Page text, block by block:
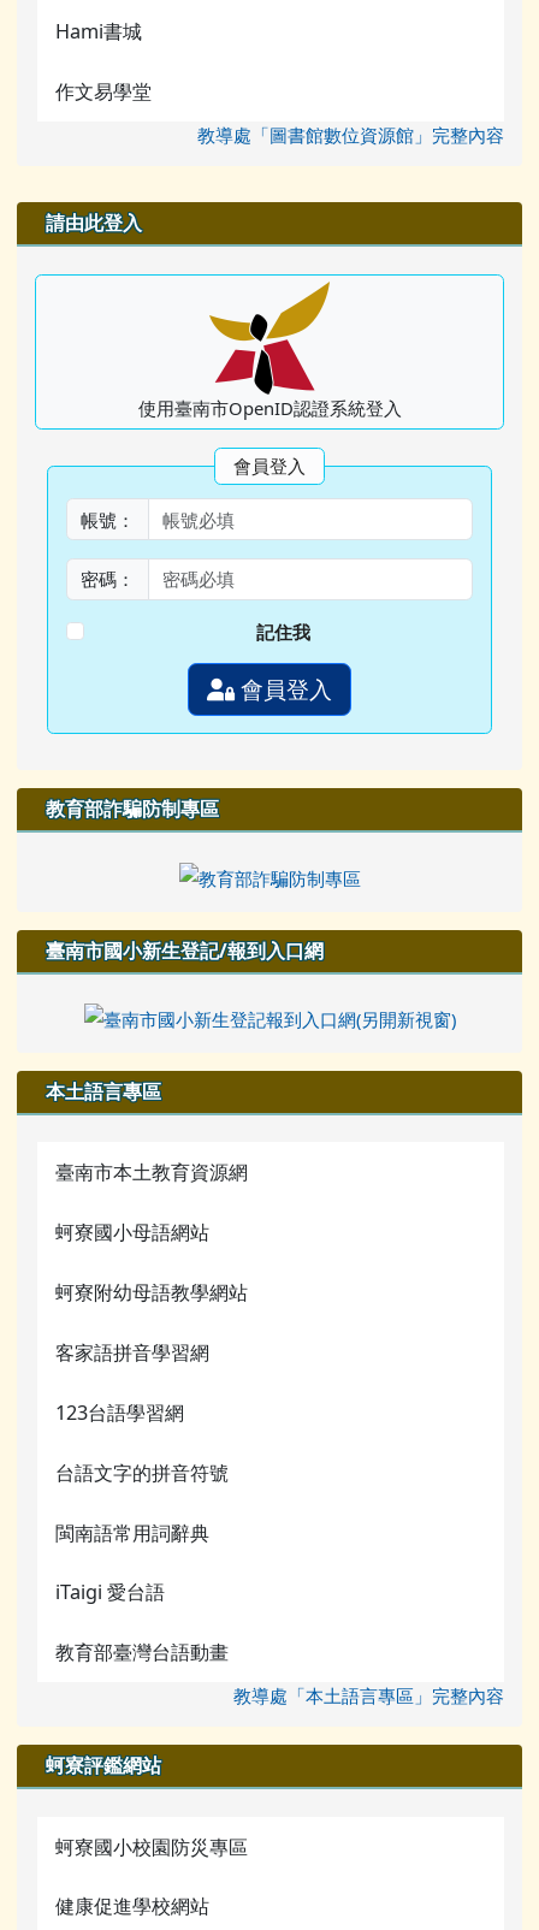
Hami書城
作文易學堂
教導處「圖書館數位資源館」完整內容
右邊區域內容
請由此登入
使用臺南市OpenID認證系統登入
會員登入
帳號：
密碼：
記住我
會員登入
教育部詐騙防制專區
臺南市國小新生登記/報到入口網
本土語言專區
臺南市本土教育資源網
蚵寮國小母語網站
蚵寮附幼母語教學網站
客家語拼音學習網
123台語學習網
台語文字的拼音符號
閩南語常用詞辭典
iTaigi 愛台語
教育部臺灣台語動畫
教導處「本土語言專區」完整內容
蚵寮評鑑網站
蚵寮國小校園防災專區
健康促進學校網站